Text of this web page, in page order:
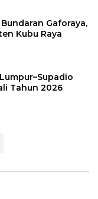
Gaforaya,
Kubu Raya
Tahun 2026